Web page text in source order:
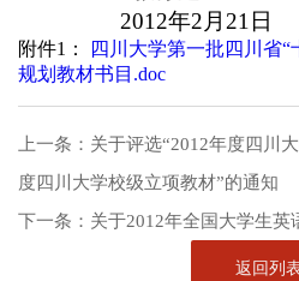
2012年2月21日
附件1：
四川大学第一批四川省
规划教材书目.doc
上一条： 关于评选“2012年度四川
度四川大学校级立项教材”的通知
下一条： 关于2012年全国大学生英
返回列